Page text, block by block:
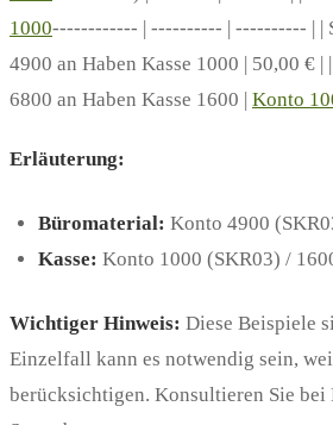
1000------------ | ---------- | ---------- | |
4900 an Haben Kasse 1000 | 50,00 €
6800 an Haben Kasse 1600 | Konto
Erläuterung:
Büromaterial: Konto 4900
Kasse: Konto 1000 (SKR03) /
Wichtiger Hinweis: Diese Beispiele
Einzelfall kann es notwendig sein,
berücksichtigen. Konsultieren Sie bei